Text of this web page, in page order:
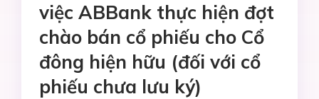
việc ABBank thực hiện đợt
chào bán cổ phiếu cho Cổ
đông hiện hữu (đối với cổ
phiếu chưa lưu ký)